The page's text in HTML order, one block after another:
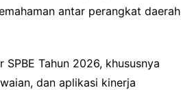
antar perangkat daerah
Tahun 2026, khususnya
dan aplikasi kinerja